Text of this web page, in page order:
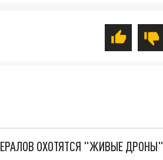
ОХОТЯТСЯ "ЖИВЫЕ ДРОНЫ"